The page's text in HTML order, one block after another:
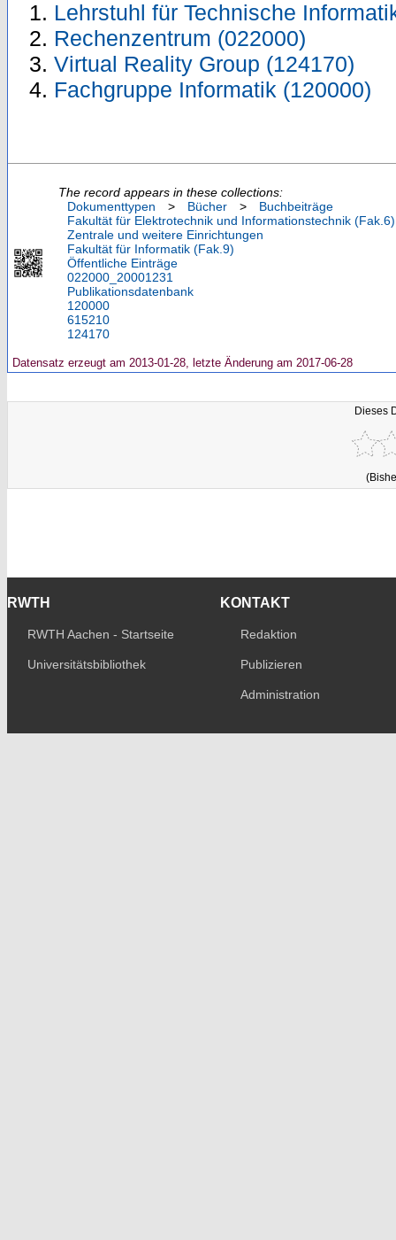
Lehrstuhl für Technische
Rechenzentrum (022000)
Virtual Reality Group (124170)
Fachgruppe Informatik (120000)
The record appears in these collections:
Dokumenttypen
> Bücher >
Buchbeiträge
Fakultät für Elektrotechnik und Informationstechnik (Fak.6)
Zentrale und weitere Einrichtungen
Fakultät für Informatik (Fak.9)
Öffentliche Einträge
022000_20001231
Publikationsdatenbank
120000
615210
124170
Datensatz erzeugt am 2013-01-28, letzte Änderung am 2017-06-28
Dieses
RWTH
RWTH Aachen - Startseite
Universitätsbibliothek
KONTAKT
Redaktion
Publizieren
Administration